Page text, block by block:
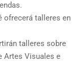
ofrecerá talleres en
talleres sobre
Artes Visuales e